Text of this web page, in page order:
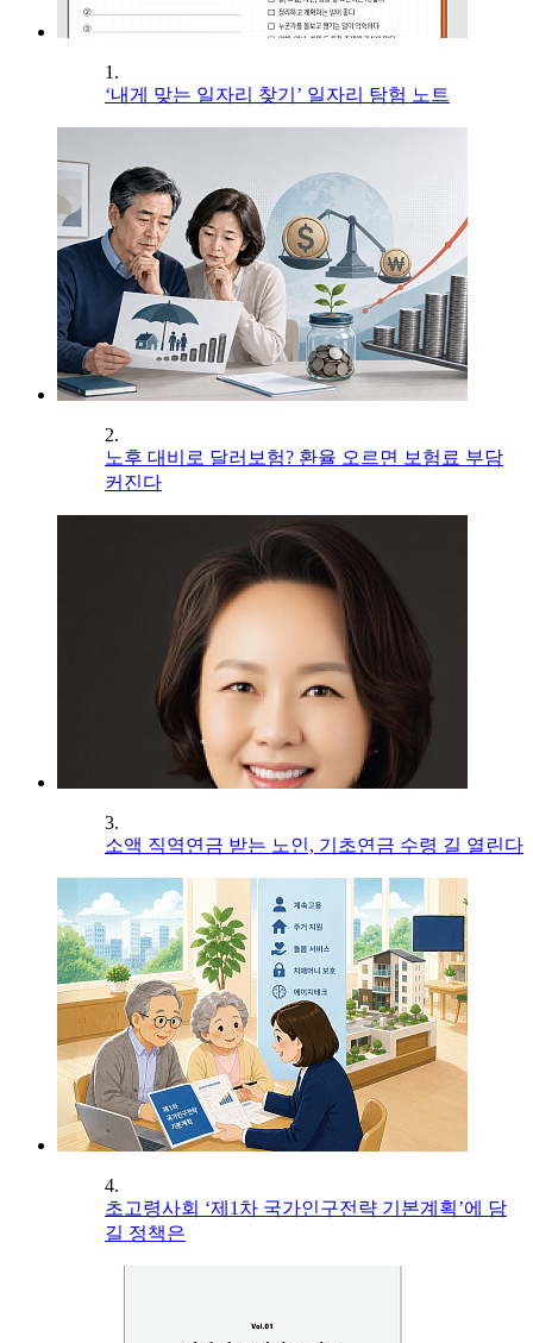
1.
‘내게 맞는 일자리 찾기’ 일자리 탐험 노트
2.
노후 대비로 달러보험? 환율 오르면 보험료 부담
커진다
3.
소액 직역연금 받는 노인, 기초연금 수령 길 열린다
4.
초고령사회 ‘제1차 국가인구전략 기본계획’에 담
길 정책은